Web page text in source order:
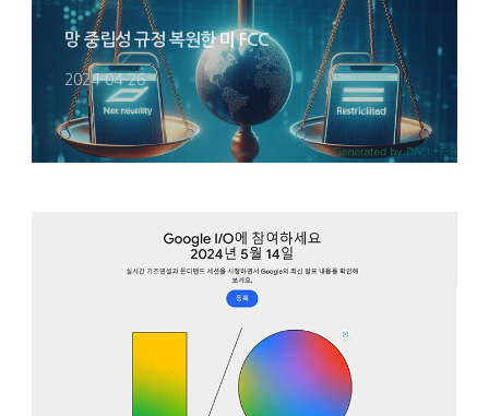
망 중립성 규정 복원한 미 FCC
2024-04-26